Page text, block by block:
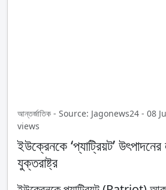
আন্তর্জাতিক - Source: Jagonews24 - 08
views
ইউক্রেনকে ‘প্যাট্রিয়ট’ উৎপাদনের
যুক্তরাষ্ট্র